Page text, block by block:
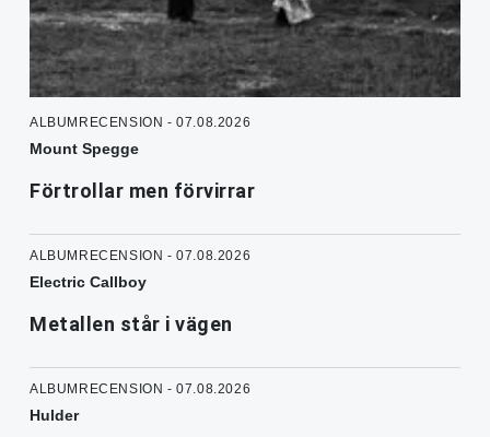
ALBUMRECENSION - 07.08.2026
Mount Spegge
Förtrollar men förvirrar
ALBUMRECENSION - 07.08.2026
Electric Callboy
Metallen står i vägen
ALBUMRECENSION - 07.08.2026
Hulder